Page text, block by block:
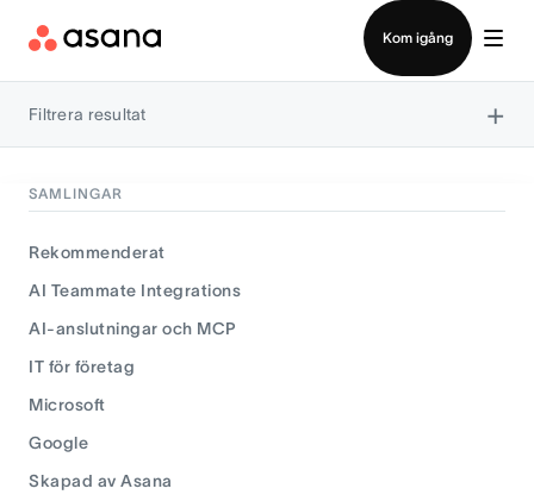
Kom igång
Filtrera resultat ×
SAMLINGAR
Rekommenderat
AI Teammate Integrations
AI-anslutningar och MCP
IT för företag
Microsoft
Google
Skapad av Asana